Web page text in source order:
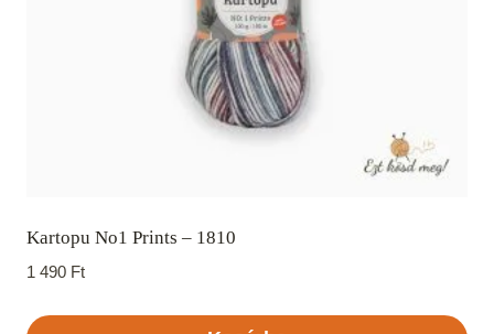
Kartopu No1 Prints – 1810
1 490 Ft